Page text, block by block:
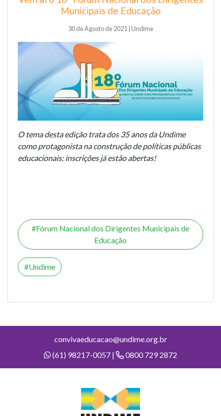
Municipais de Educação
30 de Agosto de 2021 | Undime
O tema desta edição trata dos 35 anos da Undime
como protagonista na construção de políticas públicas
educacionais; inscrições já estão abertas!
Fórum Nacional dos Dirigentes Municipais de
Educação
Undime
convivaeducacao@undime.org.br
(61) 98217-0057 |
0800 729 2872